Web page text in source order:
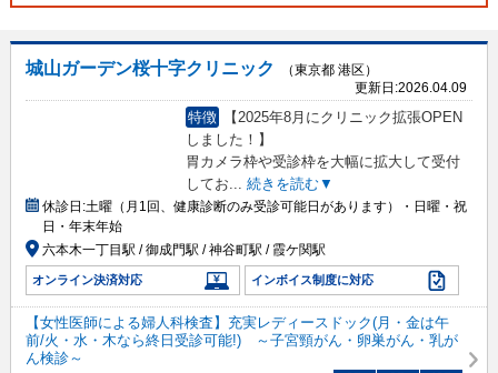
城山ガーデン桜十字クリニック
（東京都 港区）
更新日:2026.04.09
特徴
【2025年8月にクリニック拡張OPEN
しました！】
胃カメラ枠や受診枠を大幅に拡大して受付
してお... 続きを読む▼
休診日:土曜（月1回、健康診断のみ受診可能日があります）・日曜・祝
日・年末年始
六本木一丁目駅 / 御成門駅 / 神谷町駅 / 霞ケ関駅
オンライン決済対応 インボイス制度に対応
【女性医師による婦人科検査】充実レディースドック(月・金は午
前/火・水・木なら終日受診可能!) ～子宮頸がん・卵巣がん・乳が
ん検診～